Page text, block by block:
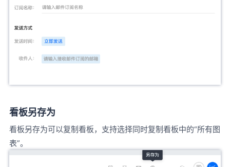
看板另存为
看板另存为可以复制看板，支持选择同时复制看板中的“所有图
表”。